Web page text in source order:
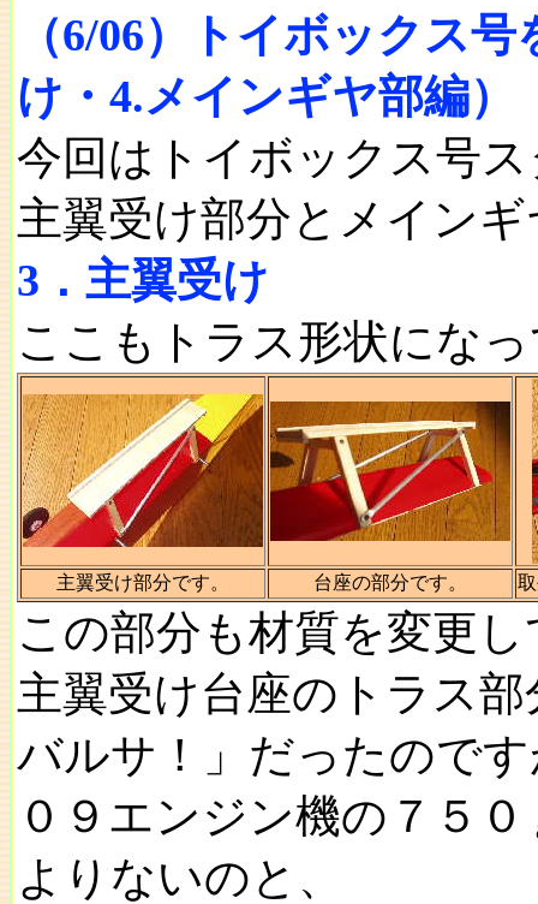
（6/06）トイボックス
け・4.メインギヤ部編）
今回はトイボックス号
主翼受け部分とメイン
3．主翼受け
ここもトラス形状にな
主翼受け部分です。 台座の部分です。
この部分も材質を変更
主翼受け台座のトラス
バルサ！」だったので
０９エンジン機の７５
よりないのと、